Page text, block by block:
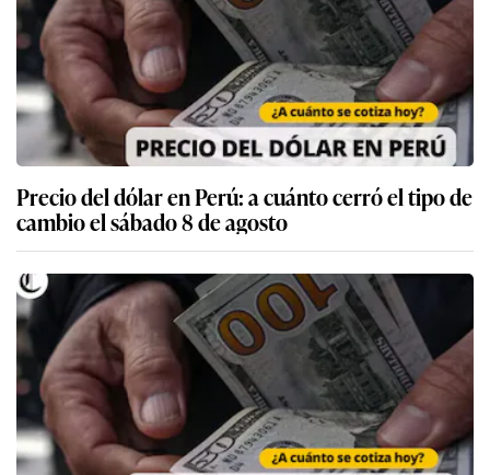
Precio del dólar en Perú: a cuánto cerró el tipo de
cambio el sábado 8 de agosto